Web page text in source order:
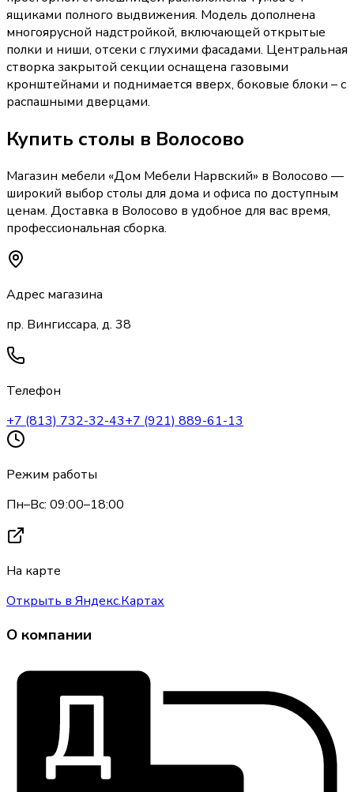
ящиками полного выдвижения. Модель дополнена
многоярусной надстройкой, включающей открытые
полки и ниши, отсеки с глухими фасадами. Центральная
створка закрытой секции оснащена газовыми
кронштейнами и поднимается вверх, боковые блоки – с
распашными дверцами.
Купить столы в Волосово
Магазин мебели «Дом Мебели Нарвский» в Волосово —
широкий выбор столы для дома и офиса по доступным
ценам. Доставка в Волосово в удобное для вас время,
профессиональная сборка.
Адрес магазина
пр. Вингиссара, д. 38
Телефон
+7 (813) 732-32-43+7 (921) 889-61-13
Режим работы
Пн–Вс: 09:00–18:00
На карте
Открыть в Яндекс.Картах
О компании